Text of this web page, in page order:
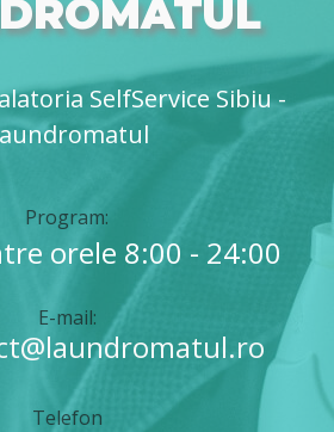
SelfService Sibiu -
Program:
orele 8:00 - 24:00
E-mail:
Telefon